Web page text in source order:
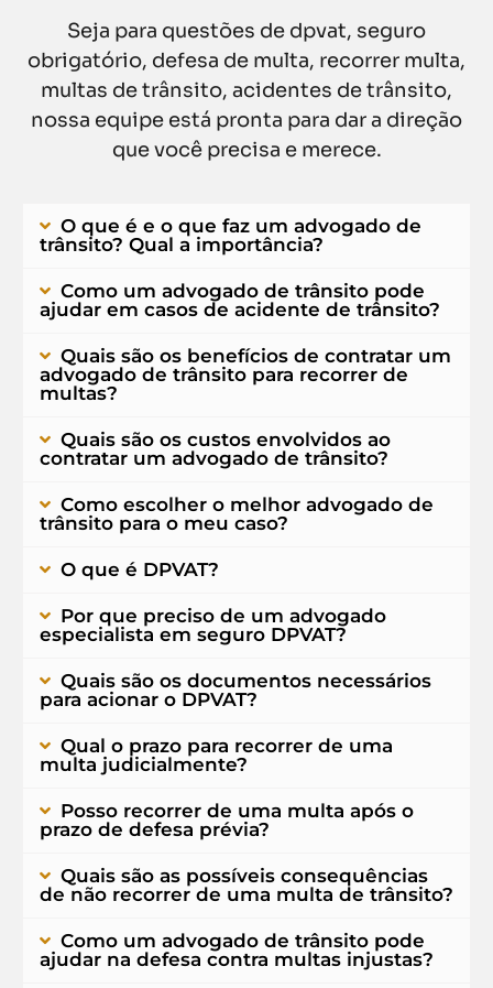
Seja para questões de dpvat, seguro
obrigatório, defesa de multa, recorrer multa,
multas de trânsito, acidentes de trânsito,
nossa equipe está pronta para dar a direção
que você precisa e merece.
O que é e o que faz um advogado de
trânsito? Qual a importância?
Como um advogado de trânsito pode
ajudar em casos de acidente de trânsito?
Quais são os benefícios de contratar um
advogado de trânsito para recorrer de
multas?
Quais são os custos envolvidos ao
contratar um advogado de trânsito?
Como escolher o melhor advogado de
trânsito para o meu caso?
O que é DPVAT?
Por que preciso de um advogado
especialista em seguro DPVAT?
Quais são os documentos necessários
para acionar o DPVAT?
Qual o prazo para recorrer de uma
multa judicialmente?
Posso recorrer de uma multa após o
prazo de defesa prévia?
Quais são as possíveis consequências
de não recorrer de uma multa de trânsito?
Como um advogado de trânsito pode
ajudar na defesa contra multas injustas?